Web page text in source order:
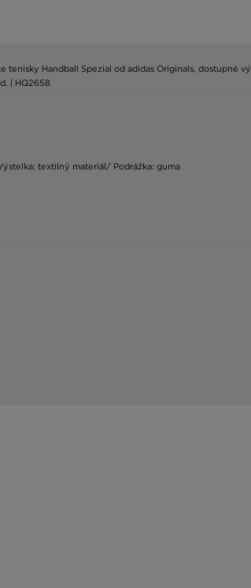
tenisky Handball Spezial od adidas Originals,
| HQ2658
textilný materiál/ Podrážka: guma